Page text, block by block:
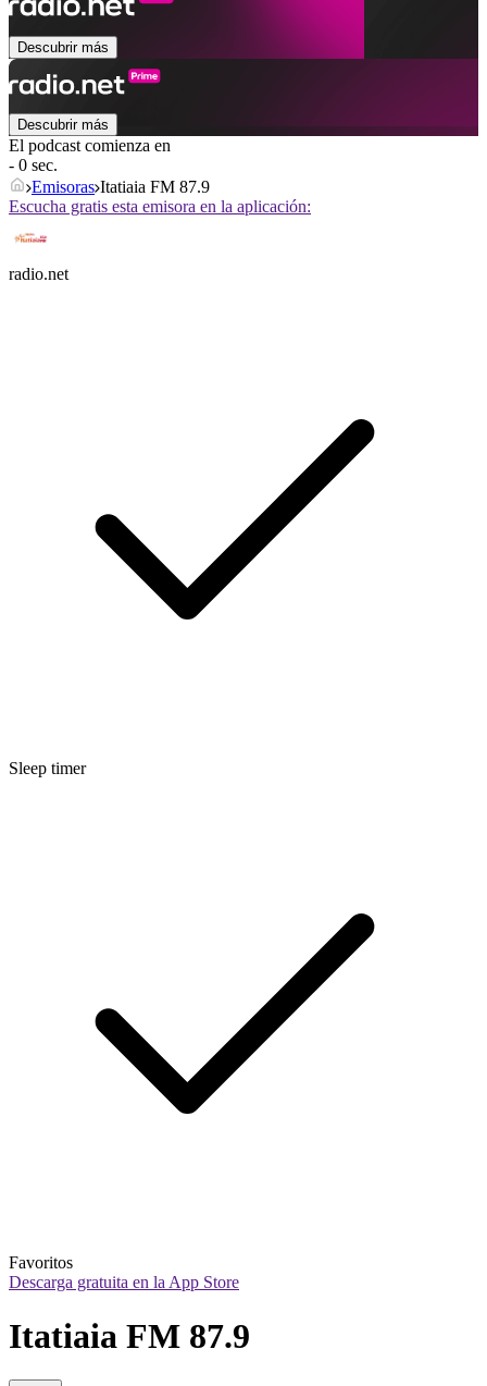
Descubrir más
Descubrir más
El podcast comienza en
- 0 sec.
Emisoras Itatiaia FM 87.9
Escucha gratis esta emisora en la aplicación:
radio.net
Sleep timer
Favoritos
Descarga gratuita en la App Store
Itatiaia FM 87.9